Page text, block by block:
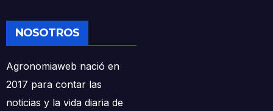
NOSOTROS
Agronomiaweb nació en
2017 para contar las
noticias y la vida diaria de